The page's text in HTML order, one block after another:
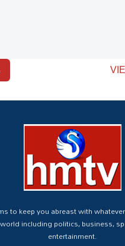
to keep you abreast with
including politics, business,
entertainment.